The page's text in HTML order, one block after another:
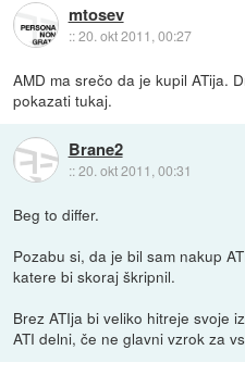
mtosev
::20. okt 2011, 00:27
AMD ma srečo da je kupil ATija.
pokazati tukaj.
Brane2
::20. okt 2011, 00:31
Beg to differ.
Pozabu si, da je bil sam nakup
katere bi skoraj škripnil.
Brez ATIja bi veliko hitreje svoje
ATI delni, če ne glavni vzrok za